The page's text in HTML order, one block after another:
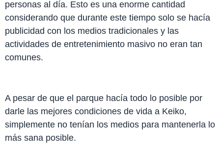
personas al día. Esto es una enorme cantidad
considerando que durante este tiempo solo se hacía
publicidad con los medios tradicionales y las
actividades de entretenimiento masivo no eran tan
comunes.
A pesar de que el parque hacía todo lo posible por
darle las mejores condiciones de vida a Keiko,
simplemente no tenían los medios para mantenerla lo
más sana posible.